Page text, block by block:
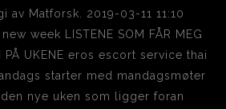
Matforsk. 2019-03-11 11:10
week LISTENE SOM FÅR MEG
PÅ UKENE eros escort service thai
starter med mandagsmøter
nye uken som ligger foran